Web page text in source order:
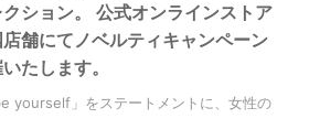
ション。 公式オンラインストア
店舗にてノベルティキャンペーン
たします。
yourself」をステートメントに、女性の